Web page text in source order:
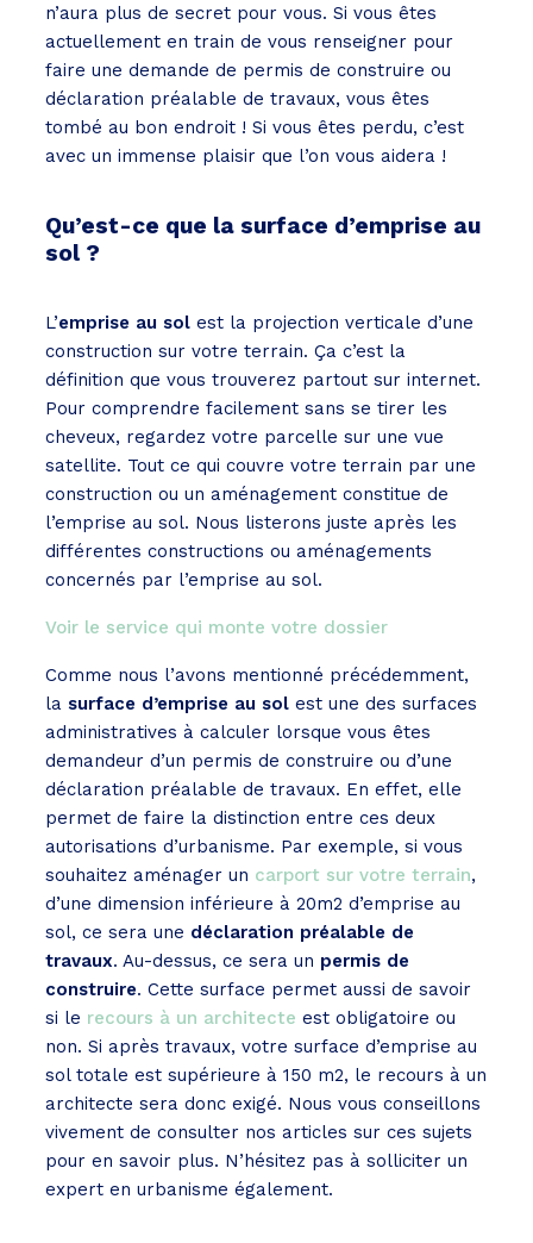
n’aura plus de secret pour vous. Si vous êtes
actuellement en train de vous renseigner pour
faire une demande de permis de construire ou
déclaration préalable de travaux, vous êtes
tombé au bon endroit ! Si vous êtes perdu, c’est
avec un immense plaisir que l’on vous aidera !
Qu’est-ce que la surface d’emprise au
sol ?
L’emprise au sol est la projection verticale d’une
construction sur votre terrain. Ça c’est la
définition que vous trouverez partout sur internet.
Pour comprendre facilement sans se tirer les
cheveux, regardez votre parcelle sur une vue
satellite. Tout ce qui couvre votre terrain par une
construction ou un aménagement constitue de
l’emprise au sol. Nous listerons juste après les
différentes constructions ou aménagements
concernés par l’emprise au sol.
Voir le service qui monte votre dossier
Comme nous l’avons mentionné précédemment,
la surface d’emprise au sol est une des surfaces
administratives à calculer lorsque vous êtes
demandeur d’un permis de construire ou d’une
déclaration préalable de travaux. En effet, elle
permet de faire la distinction entre ces deux
autorisations d’urbanisme. Par exemple, si vous
souhaitez aménager un carport sur votre terrain,
d’une dimension inférieure à 20m2 d’emprise au
sol, ce sera une déclaration préalable de
travaux. Au-dessus, ce sera un permis de
construire. Cette surface permet aussi de savoir
si le recours à un architecte est obligatoire ou
non. Si après travaux, votre surface d’emprise au
sol totale est supérieure à 150 m2, le recours à un
architecte sera donc exigé. Nous vous conseillons
vivement de consulter nos articles sur ces sujets
pour en savoir plus. N’hésitez pas à solliciter un
expert en urbanisme également.